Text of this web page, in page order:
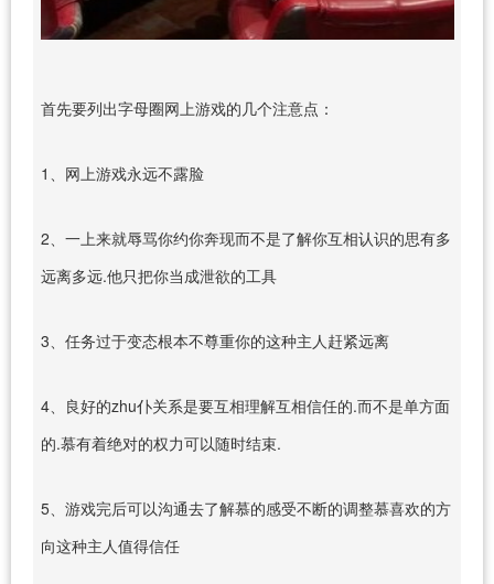
首先要列出字母圈网上游戏的几个注意点：
1、网上游戏永远不露脸
2、一上来就辱骂你约你奔现而不是了解你互相认识的思有多
远离多远.他只把你当成泄欲的工具
3、任务过于变态根本不尊重你的这种主人赶紧远离
4、良好的zhu仆关系是要互相理解互相信任的.而不是单方面
的.慕有着绝对的权力可以随时结束.
5、游戏完后可以沟通去了解慕的感受不断的调整慕喜欢的方
向这种主人值得信任